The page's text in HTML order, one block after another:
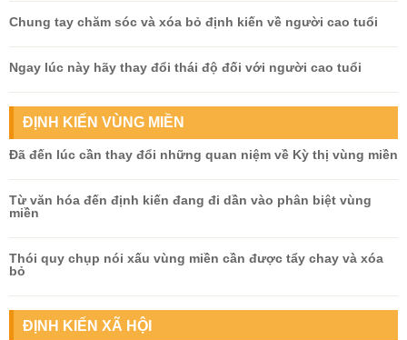
Chung tay chăm sóc và xóa bỏ định kiến về người cao tuổi
Ngay lúc này hãy thay đổi thái độ đối với người cao tuổi
ĐỊNH KIẾN VÙNG MIỀN
Đã đến lúc cần thay đổi những quan niệm về Kỳ thị vùng miền
Từ văn hóa đến định kiến đang đi dần vào phân biệt vùng
miền
Thói quy chụp nói xấu vùng miền cần được tẩy chay và xóa
bỏ
ĐỊNH KIẾN XÃ HỘI